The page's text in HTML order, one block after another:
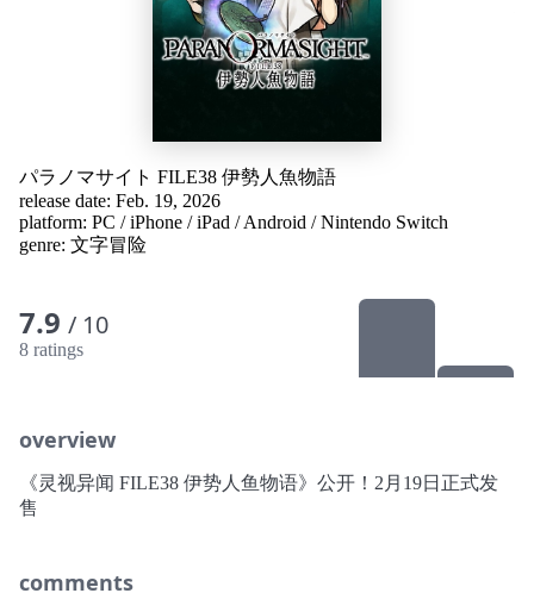
パラノマサイト FILE38 伊勢人魚物語
release date: Feb. 19, 2026
platform: PC /iPhone /iPad /Android /Nintendo Switch
genre: 文字冒险
7.9 / 10
8 ratings
overview
《灵视异闻 FILE38 伊势人鱼物语》公开！2月19日正式发
售
comments